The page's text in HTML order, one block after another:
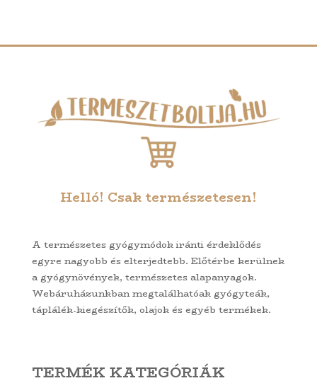
Helló! Csak természetesen!
A természetes gyógymódok iránti érdeklődés
egyre nagyobb és elterjedtebb. Előtérbe kerülnek
a gyógynövények, természetes alapanyagok.
Webáruházunkban megtalálhatóak gyógyteák,
táplálék-kiegészítők, olajok és egyéb termékek.
TERMÉK KATEGÓRIÁK